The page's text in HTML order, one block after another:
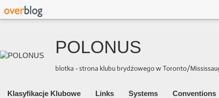
POLONUS
blotka - strona klubu brydżowego w Toronto/
Klasyfikacje Klubowe Links Systems Conventions